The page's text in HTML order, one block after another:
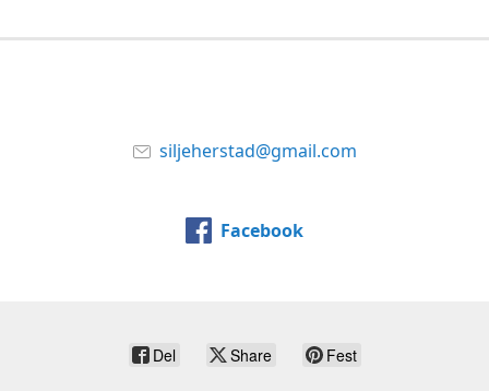
siljeherstad@gmail.com
Facebook
Del Share Fest